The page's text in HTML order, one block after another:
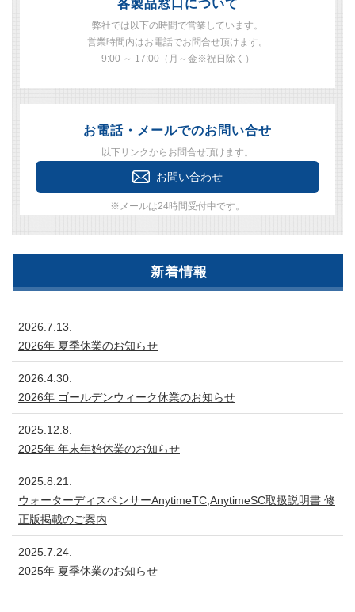
各製品窓口について
弊社では以下の時間で営業しています。
営業時間内はお電話でお問合せ頂けます。
9:00 ～ 17:00（月～金※祝日除く）
お電話・メールでのお問い合せ
以下リンクからお問合せ頂けます。
お問い合わせ
※メールは24時間受付中です。
新着情報
2026.7.13.
2026年 夏季休業のお知らせ
2026.4.30.
2026年 ゴールデンウィーク休業のお知らせ
2025.12.8.
2025年 年末年始休業のお知らせ
2025.8.21.
ウォーターディスペンサーAnytimeTC,AnytimeSC取扱説明書 修
正版掲載のご案内
2025.7.24.
2025年 夏季休業のお知らせ